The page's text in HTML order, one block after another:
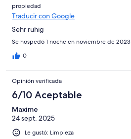
propiedad
Traducir con Google
Sehr ruhig
Se hospedó 1 noche en noviembre de 2023
0
Opinión verificada
6/10 Aceptable
Maxime
24 sept. 2025
Le gustó: Limpieza